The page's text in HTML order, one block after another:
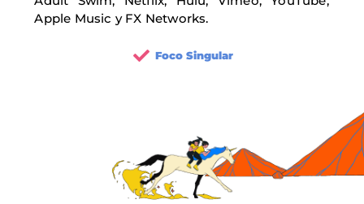
Apple Music y FX Networks.
Foco Singular